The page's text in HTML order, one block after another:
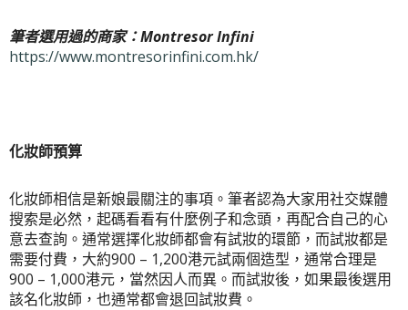
筆者選用過的商家：Montresor Infini
https://www.montresorinfini.com.hk/
化妝師預算
化妝師相信是新娘最關注的事項。筆者認為大家用社交媒體
搜索是必然，起碼看看有什麼例子和念頭，再配合自己的心
意去查詢。通常選擇化妝師都會有試妝的環節，而試妝都是
需要付費，大約900 – 1,200港元試兩個造型，通常合理是
900 – 1,000港元，當然因人而異。而試妝後，如果最後選用
該名化妝師，也通常都會退回試妝費。